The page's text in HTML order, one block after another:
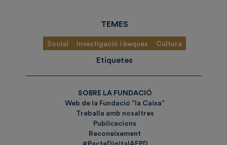
TEMES
Social Investigació i beques Cultura
Etiquetes
SOBRE LA FUNDACIÓ
Web de la Fundació ”la Caixa”
Treballa amb nosaltres
Publicacions
Reconeixement